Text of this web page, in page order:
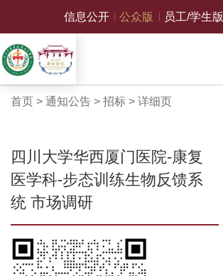
信息公开 公众版 员工/学生版
首页 > 通知公告> 招标> 详细页
四川大学华西厦门医院-康复
医学科-步态训练生物反馈系
统 市场调研